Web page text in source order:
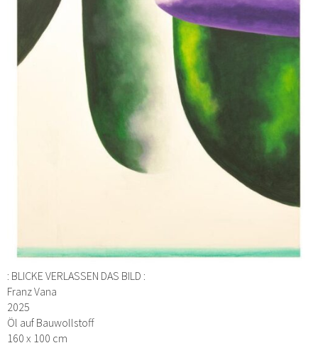
: BLICKE VERLASSEN DAS BILD :
Franz Vana
2025
Öl auf Bauwollstoff
160 x 100 cm